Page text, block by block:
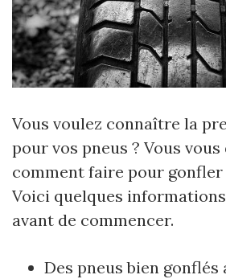
Vous voulez connaître la
pour vos pneus ? Vous vous
comment faire pour gonfler
Voici quelques
avant de commencer.
Des pneus bien